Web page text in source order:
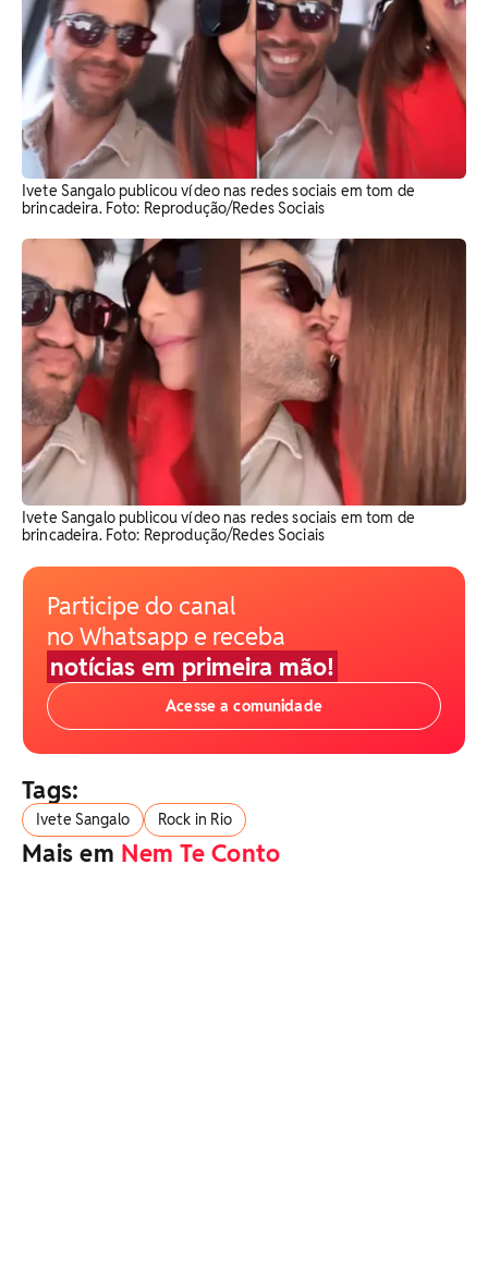
Ivete Sangalo publicou vídeo nas redes sociais em tom de
brincadeira. Foto: Reprodução/Redes Sociais
Ivete Sangalo publicou vídeo nas redes sociais em tom de
brincadeira. Foto: Reprodução/Redes Sociais
Participe do canal
no Whatsapp e receba
notícias em primeira mão!
Acesse a comunidade
Tags:
Ivete Sangalo Rock in Rio
Mais em Nem Te Conto